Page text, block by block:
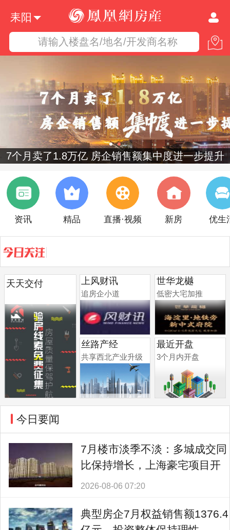
耒阳
请输入楼盘名/地名/开发商名称
一步提升
资讯 精品 直播·视频 新房 优生
7月土地竞拍分化 房企拿地继续向...
天天交付 上风财讯
追房企小道
丝路产经
共享西北产业升级
世华龙樾
低密大宅加推
最近开盘
3个月内开盘
今日要闻
7月楼市淡季不淡：多城成交同
比保持增长，上海豪宅项目开
盘日光
2026-08-06 07:20
典型房企7月权益销售额1376.4